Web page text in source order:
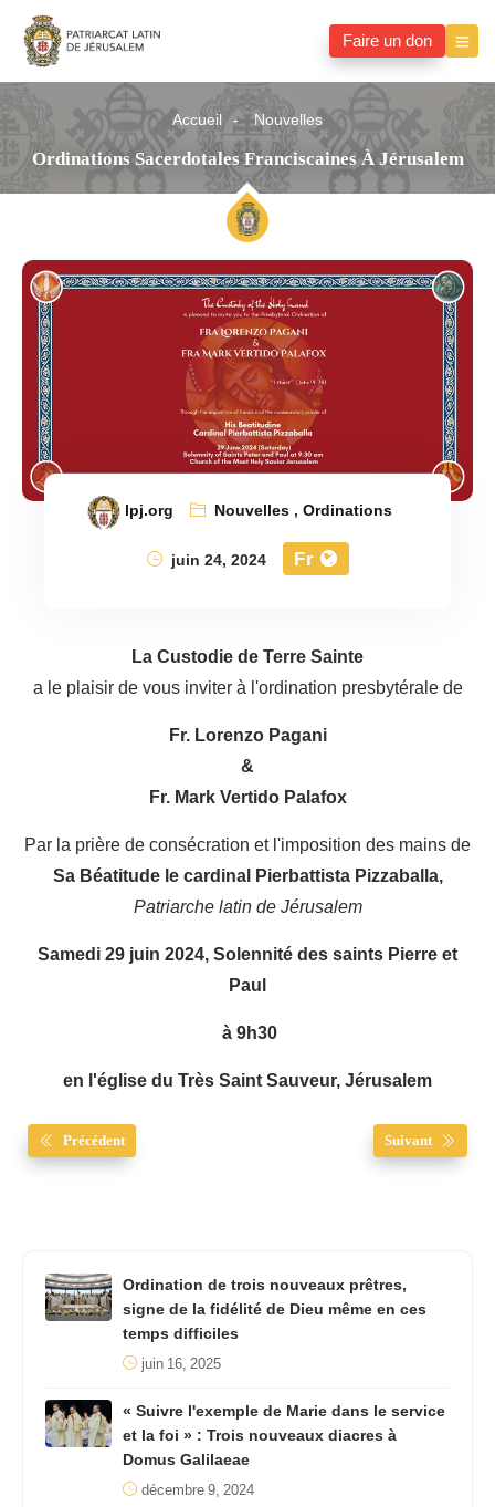
Faire un don
Accueil Nouvelles
Ordinations Sacerdotales Franciscaines À Jérusalem
lpj.org Nouvelles,Ordinations
juin 24, 2024
Fr
La Custodie de Terre Sainte
a le plaisir de vous inviter à l'ordination presbytérale de
Fr. Lorenzo Pagani
&
Fr. Mark Vertido Palafox
Par la prière de consécration et l'imposition des mains de
Sa Béatitude le cardinal Pierbattista Pizzaballa,
Patriarche latin de Jérusalem
Samedi 29 juin 2024, Solennité des saints Pierre et
Paul
à 9h30
en l'église du Très Saint Sauveur, Jérusalem
Précédent Suivant
Ordination de trois nouveaux prêtres,
signe de la fidélité de Dieu même en ces
temps difficiles
juin 16, 2025
« Suivre l'exemple de Marie dans le service
et la foi » : Trois nouveaux diacres à
Domus Galilaeae
décembre 9, 2024